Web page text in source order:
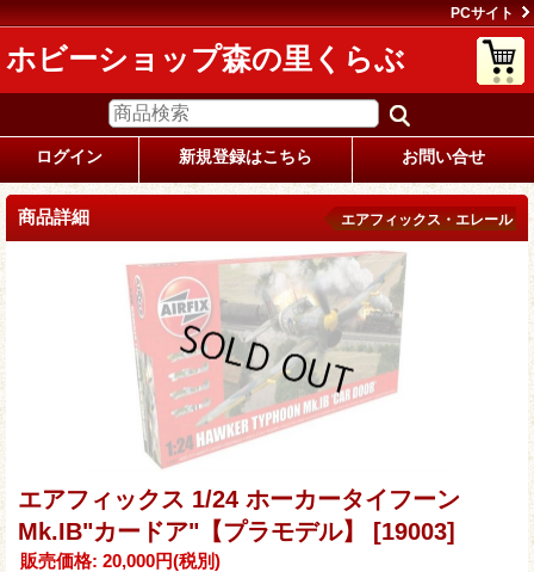
PCサイト
ホビーショップ森の里くらぶ
ログイン 新規登録はこちら お問い合せ
商品詳細 エアフィックス・エレール
エアフィックス 1/24 ホーカータイフーン
Mk.IB"カードア"【プラモデル】
[19003]
販売価格: 20,000円(税別)